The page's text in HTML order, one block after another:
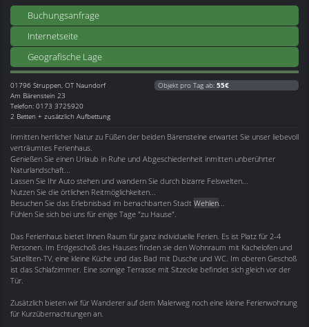
Buchungsanfrage
Internetseite
Geografische Lage
01796 Struppen, OT Naundorf
Am Bärenstein 23
Telefon: 0173 3725920
2 Betten + zusätzlich Aufbettung
Objekt pro Tag ab: 55€
Inmitten herrlicher Natur zu Füßen der beiden Bärensteine erwartet Sie unser liebevoll
verträumtes Ferienhaus.
Genießen Sie einen Urlaub in Ruhe und Abgeschiedenheit inmitten unberührter
Naturlandschaft...
Lassen Sie Ihr Auto stehen und wandern Sie durch bizarre Felswelten...
Nutzen Sie die örtlichen Reitmöglichkeiten...
Besuchen Sie das Erlebnisbad im benachbarten Stadt Wehlen
Fühlen Sie sich bei uns für einige Tage "zu Hause".
Das Ferienhaus bietet Ihnen Raum für ganz individuelle Ferien. Es ist Platz für 2-4
Personen. Im Erdgeschoß des Hauses finden sie den Wohnraum mit Kachelofen und
Satelliten-TV, eine kleine Küche und das Bad mit Dusche und WC. Im oberen Geschoß
ist das Schlafzimmer. Eine sonnige Terrasse mit Sitzecke befindet sich gleich vor der
Tür.
Zusätzlich bieten wir für Wanderer auf dem Malerweg noch eine kleine Ferienwohnung
für Kurzübernachtungen an.